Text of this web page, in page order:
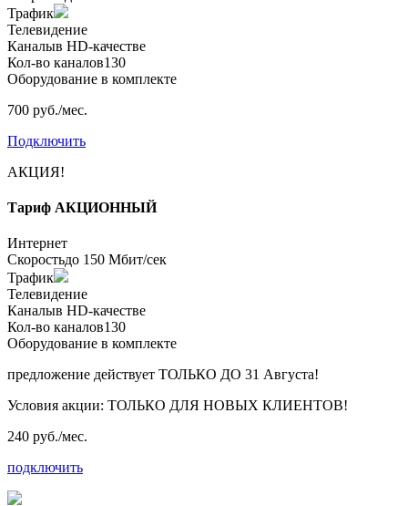
Трафик
Телевидение
Каналыв HD-качестве
Кол-во каналов130
Оборудование в комплекте
700 руб./мес.
Подключить
АКЦИЯ!
Тариф АКЦИОННЫЙ
Интернет
Скоростьдо 150 Мбит/сек
Трафик
Телевидение
Каналыв HD-качестве
Кол-во каналов130
Оборудование в комплекте
предложение действует ТОЛЬКО ДО 31 Августа!
Условия акции: ТОЛЬКО ДЛЯ НОВЫХ КЛИЕНТОВ!
240 руб./мес.
подключить